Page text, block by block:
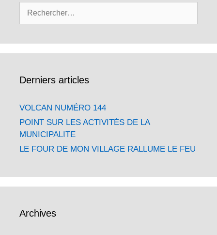
Rechercher :
Derniers articles
VOLCAN NUMÉRO 144
POINT SUR LES ACTIVITÉS DE LA
MUNICIPALITE
LE FOUR DE MON VILLAGE RALLUME LE FEU
Archives